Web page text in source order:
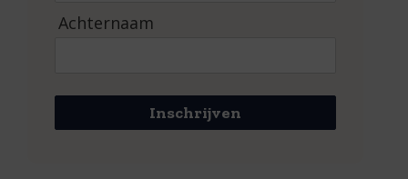
Achternaam
Inschrijven